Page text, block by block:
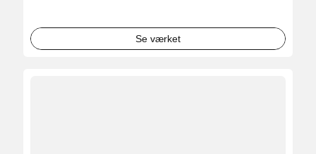
Se værket